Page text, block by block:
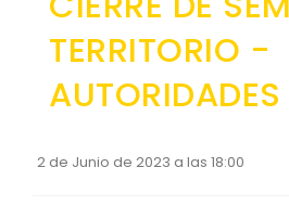
GEOGRAFÍA
Ubicación
GESTIÓN ADMINISTRATIVA
Plan de desarrollo y
TERRITORIO -
AUTORIDADES
2 de Junio de 2023 a las 18:00